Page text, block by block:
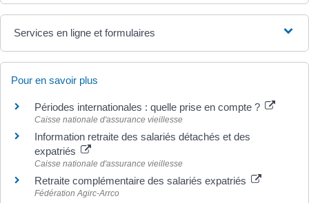
Services en ligne et formulaires
Pour en savoir plus
Périodes internationales : quelle prise en compte ?
Caisse nationale d'assurance vieillesse
Information retraite des salariés détachés et des
expatriés
Caisse nationale d'assurance vieillesse
Retraite complémentaire des salariés expatriés
Fédération Agirc-Arrco